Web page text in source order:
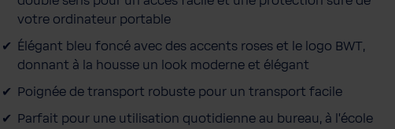
é
votre ordinateur portable
Élégant bleu foncé avec des accents roses et le logo BWT,
donnant à la housse un look moderne et élégant
Poignée de transport robuste pour un transport facile
Parfait pour une utilisation quotidienne au bureau, à l'école